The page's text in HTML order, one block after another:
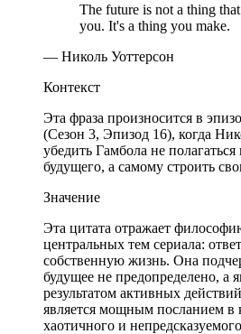
The future is not a thing
you. It's a thing you make.
— Николь Уоттерсон
Контекст
Эта фраза произносится в
(Сезон 3, Эпизод 16), когда
убедить Гамбола не полагаться
будущего, а самому строить
Значение
Эта цитата отражает
центральных тем сериала:
собственную жизнь. Она
будущее не предопределено, а
результатом активных
является мощным посланием в
хаотичного и